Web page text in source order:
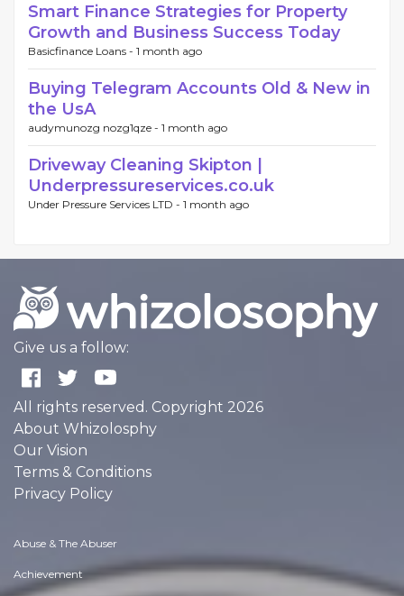
Smart Finance Strategies for Property
Growth and Business Success Today
Basicfinance Loans - 1 month ago
Buying Telegram Accounts Old & New in
the UsA
audymunozg nozg1qze - 1 month ago
Driveway Cleaning Skipton |
Underpressureservices.co.uk
Under Pressure Services LTD - 1 month ago
Give us a follow:
All rights reserved. Copyright 2026
About Whizolosphy
Our Vision
Terms & Conditions
Privacy Policy
Abuse & The Abuser
Achievement